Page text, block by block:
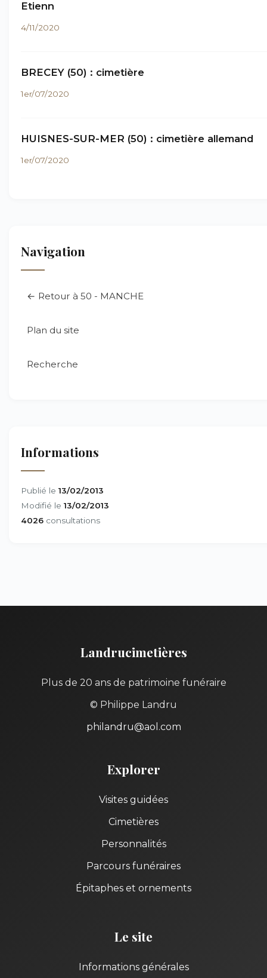
Etienn
4/11/2020
BRECEY (50) : cimetière
1er/07/2020
HUISNES-SUR-MER (50) : cimetière allemand
1er/07/2020
Navigation
← Retour à 50 - MANCHE
Plan du site
Recherche
Informations
Publié le 13/02/2013
Modifié le 13/02/2013
4026 consultations
Landrucimetières
Plus de 20 ans de patrimoine funéraire
© Philippe Landru
philandru@aol.com
Explorer
Visites guidées
Cimetières
Personnalités
Parcours funéraires
Épitaphes et ornements
Le site
Informations générales